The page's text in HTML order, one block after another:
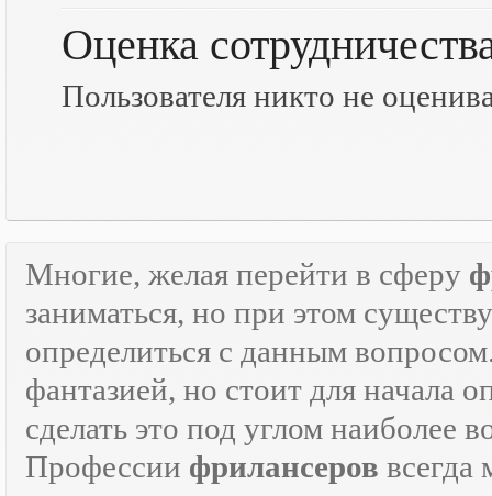
Оценка
Пользователя никто не
Многие, желая перейти в сферу
заниматься, но при этом
определиться с данным
фантазией, но стоит для начала
сделать это под углом наиболее
Профессии фрилансеров